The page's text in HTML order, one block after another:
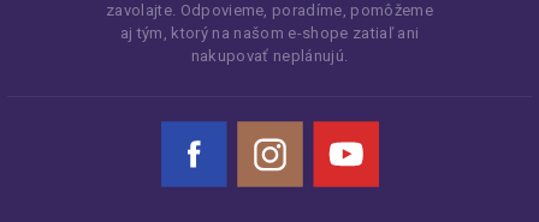
zavolajte. Odpovieme, poradíme, pomôžeme
aj tým, ktorý na našom e-shope zatiaľ ani
nakupovať neplánujú.
Facebook Instagram YouTube